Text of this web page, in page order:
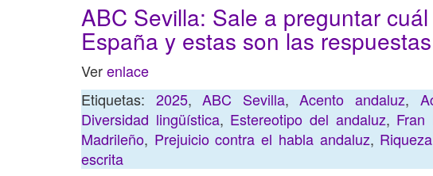
ABC Sevilla: Sale a preguntar
España y estas son las
Verenlace
Etiquetas: 2025,ABC Sevilla,Acento andaluz,
Diversidad lingüística, Estereotipo del andaluz, Fran
Madrileño, Prejuicio contra el habla andaluz,
escrita